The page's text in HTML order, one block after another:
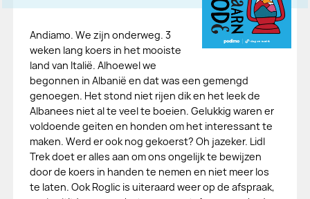
Andiamo. We zijn onderweg. 3
weken lang koers in het mooiste
land van Italië. Alhoewel we
begonnen in Albanië en dat was een gemengd
genoegen. Het stond niet rijen dik en het leek de
Albanees niet al te veel te boeien. Gelukkig waren er
voldoende geiten en honden om het interessant te
maken. Werd er ook nog gekoerst? Oh jazeker. Lidl
Trek doet er alles aan om ons ongelijk te bewijzen
door de koers in handen te nemen en niet meer los
te laten. Ook Roglic is uiteraard weer op de afspraak,